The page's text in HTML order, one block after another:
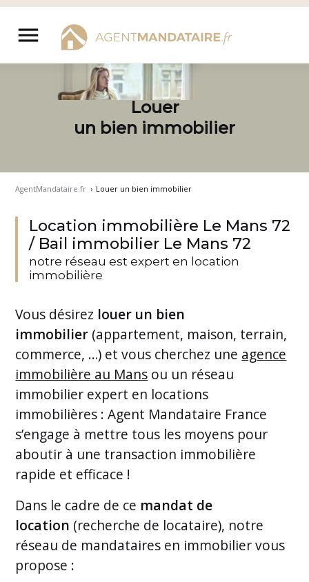
Aller
contenu
menu
Louer
un bien immobilier
AgentMandataire.fr › Louer un bien immobilier
Location immobilière Le Mans 72
/ Bail immobilier Le Mans 72
notre réseau est expert en location
immobilière
Vous désirez louer un bien
immobilier (appartement, maison, terrain,
commerce, …) et vous cherchez une agence
immobilière au Mans ou un réseau
immobilier expert en locations
immobilières : Agent Mandataire France
s’engage à mettre tous les moyens pour
aboutir à une transaction immobilière
rapide et efficace !
Dans le cadre de ce mandat de
location (recherche de locataire), notre
réseau de mandataires en immobilier vous
propose :